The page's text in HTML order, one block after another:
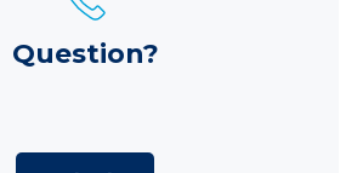
Question?